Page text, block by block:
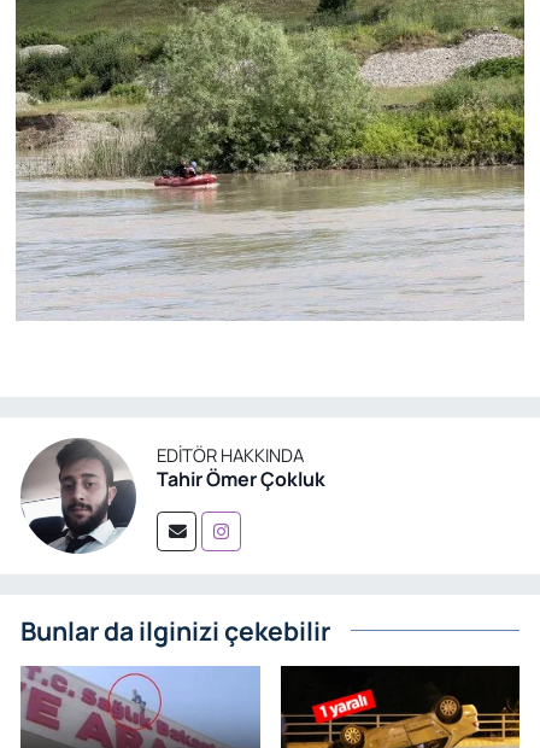
EDITÖR HAKKINDA
Tahir Ömer Çokluk
Bunlar da ilginizi çekebilir